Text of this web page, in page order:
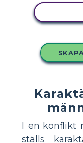
I en konflikt
ställs